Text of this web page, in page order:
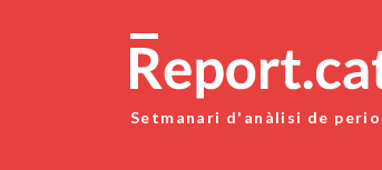
Setmanari d'anàlisi de